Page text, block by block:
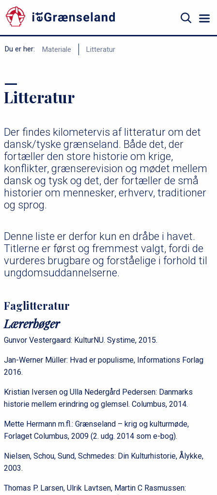
til
hovedindhold
Søg
Du er her:
d
u
m
m
e
Materiale Litteratur
Litteratur
Der findes kilometervis af litteratur om det
dansk/tyske grænseland. Både det, der
fortæller den store historie om krige,
konflikter, grænserevision og mødet mellem
dansk og tysk og det, der fortæller de små
historier om mennesker, erhverv, traditioner
og sprog.
Denne liste er derfor kun en dråbe i havet.
Titlerne er først og fremmest valgt, fordi de
vurderes brugbare og forståelige i forhold til
ungdomsuddannelserne.
Faglitteratur
Lærerbøger
Gunvor Vestergaard: KulturNU. Systime, 2015.
Jan-Werner Müller: Hvad er populisme, Informations Forlag
2016.
Kristian Iversen og Ulla Nedergård Pedersen: Danmarks
historie mellem erindring og glemsel. Columbus, 2014.
Mette Hermann m.fl.: Grænseland – krig og kulturmøde,
Forlaget Columbus, 2009 (2. udg. 2014 som e-bog).
Nielsen, Schou, Sund, Schmedes: Din Kulturhistorie, Ålykke,
2003.
Thomas P. Larsen, Ulrik Lavtsen, Martin C Rasmussen: